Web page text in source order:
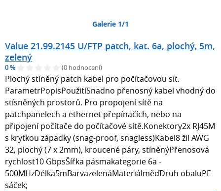
Galerie 1/1
Value 21.99.2145 U/FTP patch, kat. 6a, plochý, 5m,
zelený
0 % (0 hodnocení)
Plochý stíněný patch kabel pro počítačovou síť.
ParametrPopisPoužitíSnadno přenosný kabel vhodný do
stísněných prostorů. Pro propojení sítě na
patchpanelech a ethernet přepínačích, nebo na
připojení počítače do počítačové sítě.Konektory2x RJ45M
s krytkou západky (snag-proof, snagless)Kabel8 žil AWG
32, plochý (7 x 2mm), kroucené páry, stíněnýPřenosová
rychlost10 GbpsŠířka pásmakategorie 6a -
500MHzDélka5mBarvazelenáMateriálměďDruh obaluPE
sáček;